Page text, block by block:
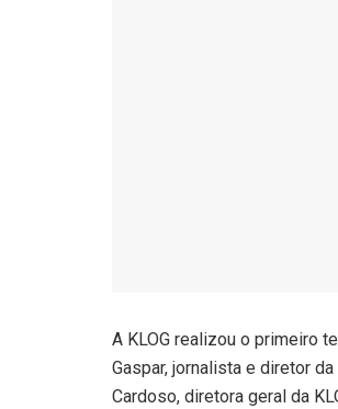
A KLOG realizou o primeiro
Gaspar, jornalista e diretor
Cardoso, diretora geral da